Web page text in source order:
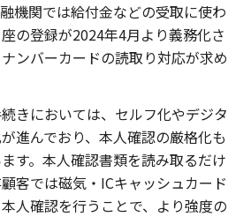
機関では給付金などの受取に使わ
の登録が2024年4月より義務化さ
ンバーカードの読取り対応が求め
きにおいては、セルフ化やデジタ
進んでおり、本人確認の厳格化も
す。本人確認書類を読み取るだけ
客では磁気・ICキャッシュカード
人確認を行うことで、より強度の